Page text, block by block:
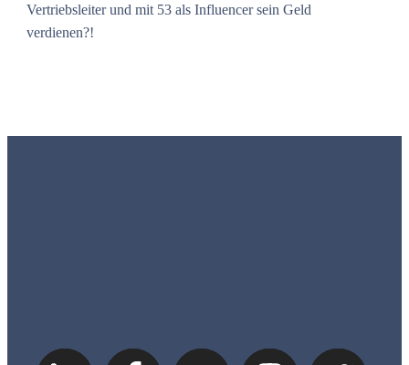
Vertriebsleiter und mit 53 als Influencer sein Geld
verdienen?!